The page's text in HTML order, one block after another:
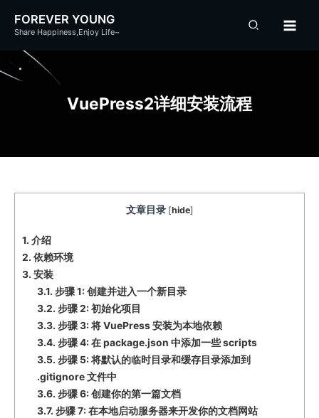
FOREVER YOUNG
Share Happiness,Enjoy Life~
VuePress2详细安装流程
文章目录 [hide]
1. 介绍
2. 依赖环境
3. 安装
3.1. 步骤 1: 创建并进入一个新目录
3.2. 步骤 2: 初始化项目
3.3. 步骤 3: 将 VuePress 安装为本地依赖
3.4. 步骤 4: 在 package.json 中添加一些 scripts
3.5. 步骤 5: 将默认的临时目录和缓存目录添加到
.gitignore 文件中
3.6. 步骤 6: 创建你的第一篇文档
3.7. 步骤 7: 在本地启动服务器来开发你的文档网站